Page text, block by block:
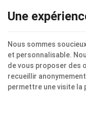
©
Moulins-
Conditions
des
Une
Nous sommes
et personnalisable.
de vous proposer des
recueillir
permettre une visite la